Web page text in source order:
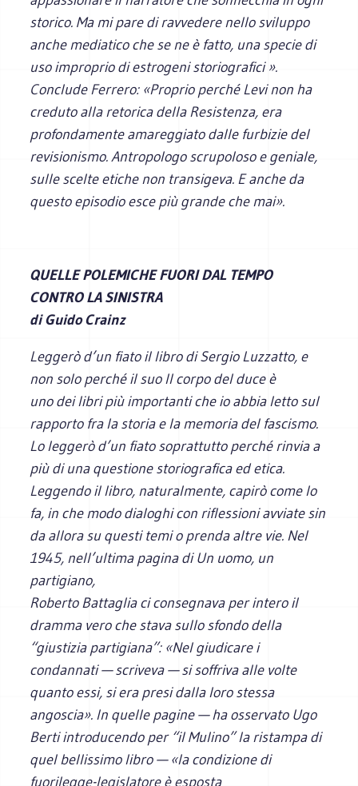
storico. Ma mi pare di ravvedere nello sviluppo
anche mediatico che se ne è fatto, una specie di
uso improprio di estrogeni storiografici ».
Conclude Ferrero: «Proprio perché Levi non ha
creduto alla retorica della Resistenza, era
profondamente amareggiato dalle furbizie del
revisionismo. Antropologo scrupoloso e geniale,
sulle scelte etiche non transigeva. E anche da
questo episodio esce più grande che mai».
QUELLE POLEMICHE FUORI DAL TEMPO
CONTRO LA SINISTRA
di Guido Crainz
Leggerò d’un fiato il libro di Sergio Luzzatto, e
non solo perché il suoIl corpo del duceè
uno dei libri più importanti che io abbia letto sul
rapporto fra la storia e la memoria del fascismo.
Lo leggerò d’un fiato soprattutto perché rinvia a
più di una questione storiografica ed etica.
Leggendo il libro, naturalmente, capirò come lo
fa, in che modo dialoghi con riflessioni avviate sin
da allora su questi temi o prenda altre vie. Nel
1945, nell’ultima pagina diUn uomo, un
partigiano,
Roberto Battaglia ci consegnava per intero il
dramma vero che stava sullo sfondo della
“giustizia partigiana”: «Nel giudicare i
condannati — scriveva — si soffriva alle volte
quanto essi, si era presi dalla loro stessa
angoscia». In quelle pagine — ha osservato Ugo
Berti introducendo per “il Mulino” la ristampa di
quel bellissimo libro — «la condizione di
fuorilegge-legislatore è esposta